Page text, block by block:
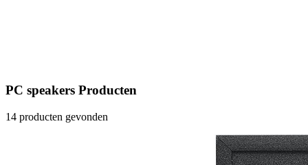
PC speakers Producten
14 producten gevonden